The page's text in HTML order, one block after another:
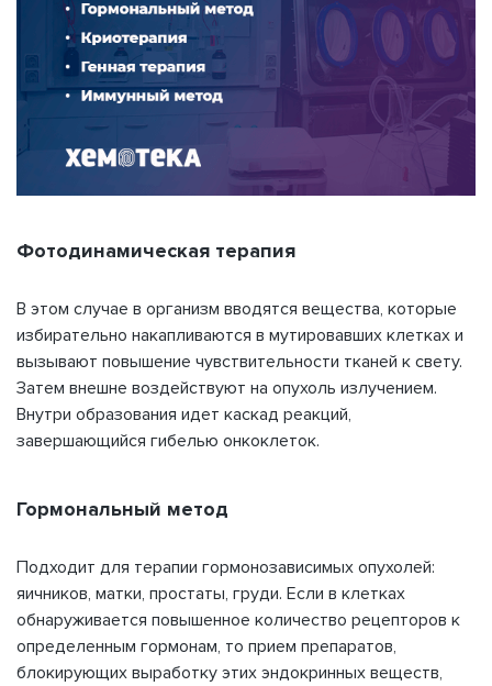
Фотодинамическая терапия
В этом случае в организм вводятся вещества, которые
избирательно накапливаются в мутировавших клетках и
вызывают повышение чувствительности тканей к свету.
Затем внешне воздействуют на опухоль излучением.
Внутри образования идет каскад реакций,
завершающийся гибелью онкоклеток.
Гормональный метод
Подходит для терапии гормонозависимых опухолей:
яичников, матки, простаты, груди. Если в клетках
обнаруживается повышенное количество рецепторов к
определенным гормонам, то прием препаратов,
блокирующих выработку этих эндокринных веществ,